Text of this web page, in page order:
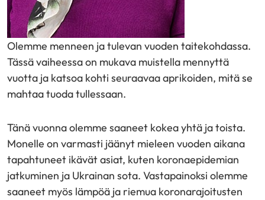
Olemme menneen ja tulevan vuoden taitekohdassa.
Tässä vaiheessa on mukava muistella mennyttä
vuotta ja katsoa kohti seuraavaa aprikoiden, mitä se
mahtaa tuoda tullessaan.
Tänä vuonna olemme saaneet kokea yhtä ja toista.
Monelle on varmasti jäänyt mieleen vuoden aikana
tapahtuneet ikävät asiat, kuten koronaepidemian
jatkuminen ja Ukrainan sota. Vastapainoksi olemme
saaneet myös lämpöä ja riemua koronarajoitusten